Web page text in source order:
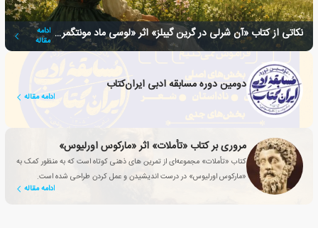
نکاتی از کتاب «آن شرلی در گرین گیبلز» اثر «لوسی ماد مونتگمری» ادامه
مقاله
دومین دوره مسابقه ادبی ایران‌کتاب
ادامه مقاله
مروری بر کتاب «تأملات» اثر «مارکوس اورلیوس»
کتاب «تأملات» مجموعه‌ای از تمرین های ذهنی کوتاه است که به منظور کمک به
«مارکوس اورلیوس» در درست اندیشیدن و عمل کردن طراحی شده است.
ادامه مقاله